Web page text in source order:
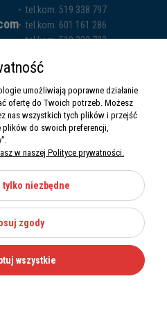
k.
tel.kom. 519 338 797
tel.kom. 601 161 286
tel.kom. 519 338 793
umożliwiają poprawne działanie
ofertę do Twoich potrzeb. Możesz
nas wszystkich tych plików i przejść
do swoich preferencji,
w naszej Polityce prywatności.
tylko niezbędne
zgody
wszystkie